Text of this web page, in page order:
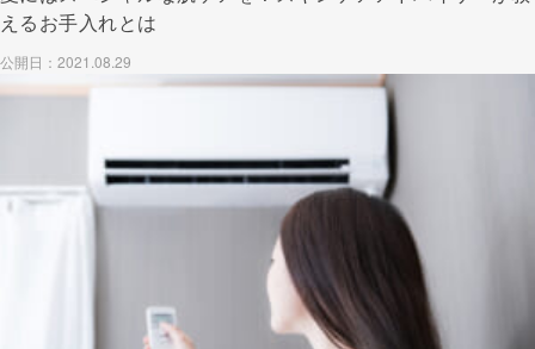
えるお手入れとは
公開日：2021.08.29